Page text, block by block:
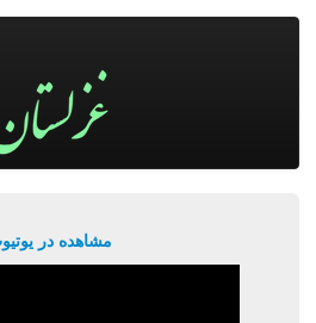
مشاهده در